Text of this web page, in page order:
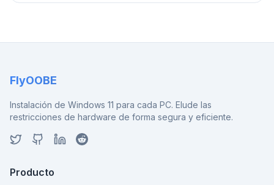
FlyOOBE
Instalación de Windows 11 para cada PC. Elude las
restricciones de hardware de forma segura y eficiente.
Producto